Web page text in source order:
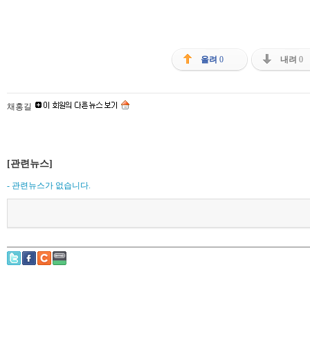
올려 0 내려 0
채홍길
[관련뉴스]
- 관련뉴스가 없습니다.